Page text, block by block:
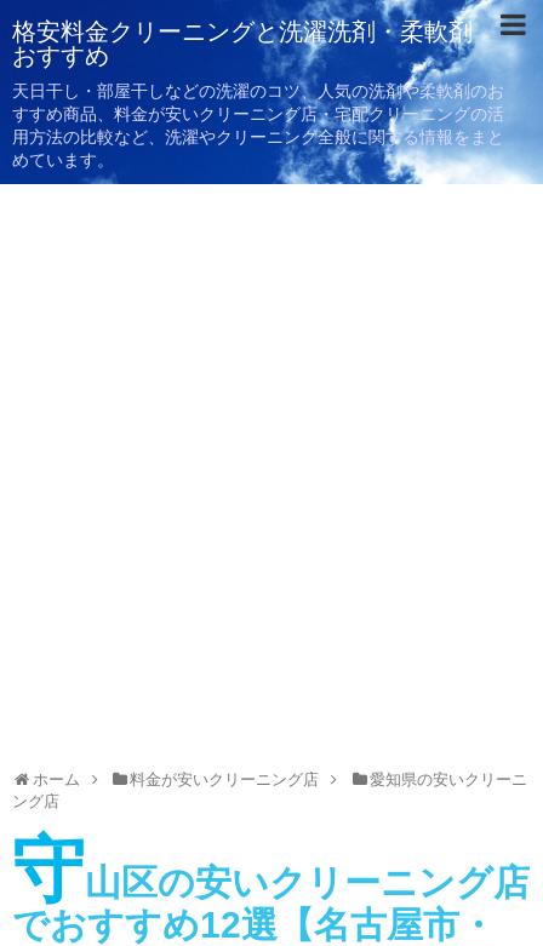
格安料金クリーニングと洗濯洗剤・柔軟剤
おすすめ
天日干し・部屋干しなどの洗濯のコツ、人気の洗剤や柔軟剤のお
すすめ商品、料金が安いクリーニング店・宅配クリーニングの活
用方法の比較など、洗濯やクリーニング全般に関する情報をまと
めています。
ホーム 料金が安いクリーニング店
愛知県の安いクリーニ
ング店
守山区の安いクリーニング店
でおすすめ12選【名古屋市・